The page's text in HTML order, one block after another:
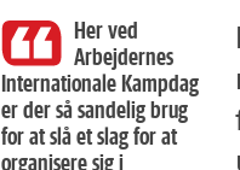
Her ved
Arbejdernes
Internationale Kampdag
er der så sandelig brug
for at slå et slag for at
organisere sig i